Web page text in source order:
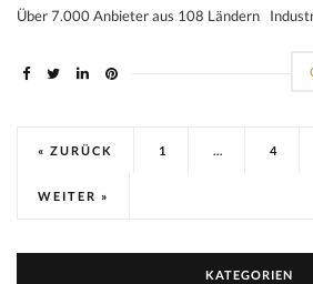
Über 7.000 Anbieter aus 108 Ländern
« ZURÜCK 1 … 4
WEITER »
KATEGORIEN